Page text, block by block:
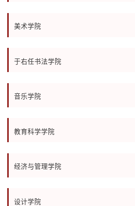
美术学院
于右任书法学院
音乐学院
教育科学学院
经济与管理学院
设计学院